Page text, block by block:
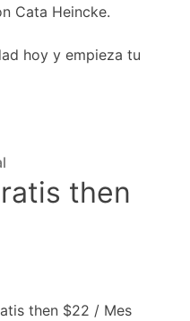
Cata Heincke.
hoy y empieza tu
then
then $22 / Mes